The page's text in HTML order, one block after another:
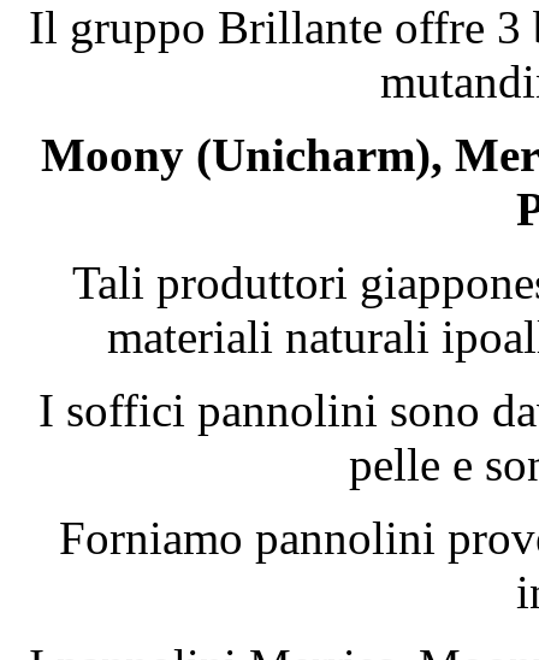
Il gruppo Brillante offre 3
Moony (Unicharm),
Tali produttori
materiali naturali
I soffici pannolini sono
pelle e
Forniamo pannolini